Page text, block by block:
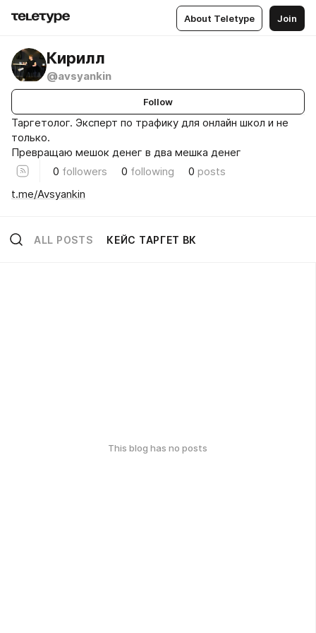
About Teletype Join
Кирилл
@avsyankin
Follow
Таргетолог. Эксперт по трафику для онлайн школ и не
только.
Превращаю мешок денег в два мешка денег
0 followers 0 following 0 posts
t.me/Avsyankin
ALL POSTS КЕЙС ТАРГЕТ ВК
This blog has no posts